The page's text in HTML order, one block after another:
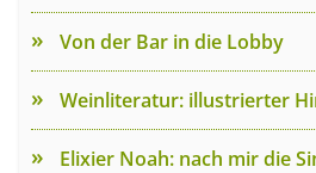
Von der Bar in die Lobby
Weinliteratur: illustrierter
Elixier Noah: nach mir die